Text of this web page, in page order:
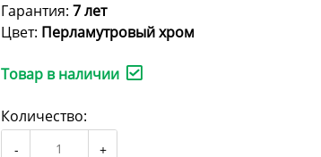
Гарантия: 7 лет
Цвет: Перламутровый хром
Товар в наличии
Количество: